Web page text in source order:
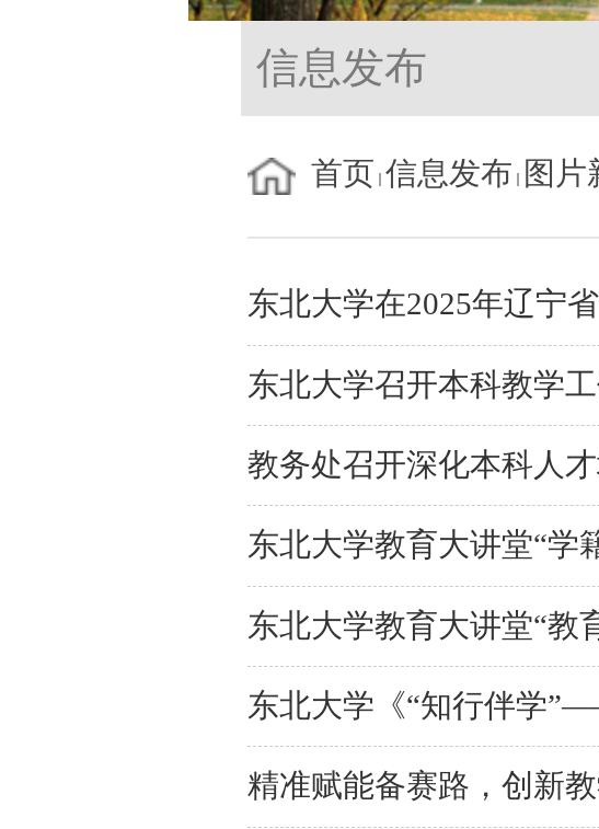
信息发布
首页 信息发布 图片
东北大学召开本科教学
教务处召开深化本科人
东北大学教育大讲堂“学
东北大学教育大讲堂“教
东北大学《“知行伴学